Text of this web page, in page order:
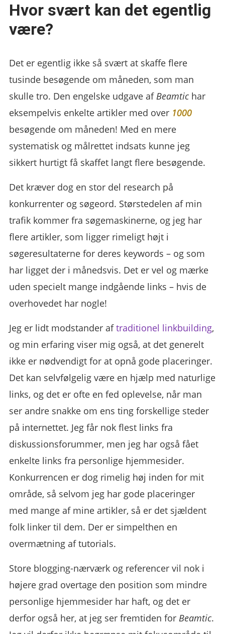
Hvor svært kan det egentlig
være?
Det er egentlig ikke så svært at skaffe flere
tusinde besøgende om måneden, som man
skulle tro. Den engelske udgave afBeamtic har
eksempelvis enkelte artikler med over 1000
besøgende om måneden! Med en mere
systematisk og målrettet indsats kunne jeg
sikkert hurtigt få skaffet langt flere besøgende.
Det kræver dog en stor del research på
konkurrenter og søgeord. Størstedelen af min
trafik kommer fra søgemaskinerne, og jeg har
flere artikler, som ligger rimeligt højt i
søgeresultaterne for deres keywords – og som
har ligget der i månedsvis. Det er vel og mærke
uden specielt mange indgående links – hvis de
overhovedet har nogle!
Jeg er lidt modstander aftraditionel linkbuilding,
og min erfaring viser mig også, at det generelt
ikke er nødvendigt for at opnå gode placeringer.
Det kan selvfølgelig være en hjælp med naturlige
links, og det er ofte en fed oplevelse, når man
ser andre snakke om ens ting forskellige steder
på internettet. Jeg får nok flest links fra
diskussionsforummer, men jeg har også fået
enkelte links fra personlige hjemmesider.
Konkurrencen er dog rimelig høj inden for mit
område, så selvom jeg har gode placeringer
med mange af mine artikler, så er det sjældent
folk linker til dem. Der er simpelthen en
overmætning af tutorials.
Store blogging-nærværk og referencer vil nok i
højere grad overtage den position som mindre
personlige hjemmesider har haft, og det er
derfor også her, at jeg ser fremtiden forBeamtic.